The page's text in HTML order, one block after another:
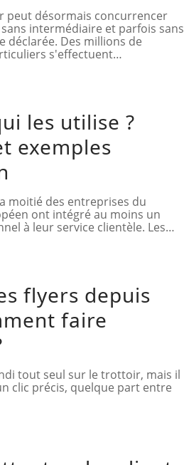
peut désormais concurrencer
intermédiaire et parfois sans
déclarée. Des millions de
s'effectuent…
les utilise ?
exemples
moitié des entreprises du
ont intégré au moins un
à leur service clientèle. Les…
flyers depuis
faire
tout seul sur le trottoir, mais il
clic précis, quelque part entre